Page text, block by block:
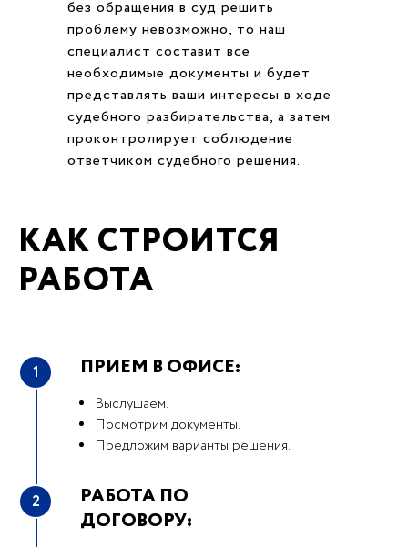
без обращения в суд решить
проблему невозможно, то наш
специалист составит все
необходимые документы и будет
представлять ваши интересы в ходе
судебного разбирательства, а затем
проконтролирует соблюдение
ответчиком судебного решения.
КАК СТРОИТСЯ
РАБОТА
1 ПРИЕМ В ОФИСЕ:
Выслушаем.
Посмотрим документы.
Предложим варианты решения.
2
РАБОТА ПО
ДОГОВОРУ: